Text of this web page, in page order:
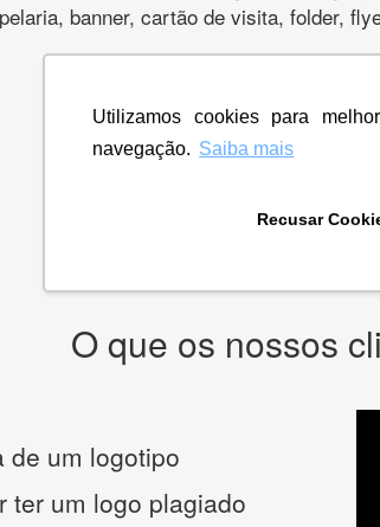
Utilizamos cookies para
navegação. Saiba mais
Recusar
banner, cartão de visita, folder,
CRIE SUA
O que os nossos
de um logotipo
ter um logo plagiado